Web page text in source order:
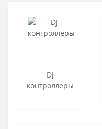
DJ
контроллеры